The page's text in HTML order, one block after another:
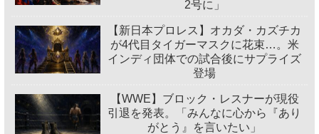
2号に」
【新日本プロレス】オカダ・カズチカ
が4代目タイガーマスクに花束…。米
インディ団体での試合後にサプライズ
登場
【WWE】ブロック・レスナーが現役
引退を発表。「みんなに心から『あり
がとう』を言いたい」